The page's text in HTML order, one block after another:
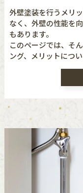
外壁塗装を行うメリ
なく、外壁の性能を
もあります。
このページでは、そ
ング、メリットにつ